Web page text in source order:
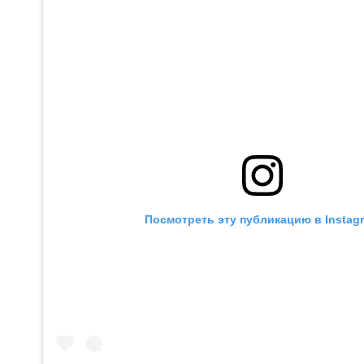
Посмотреть эту публикацию в